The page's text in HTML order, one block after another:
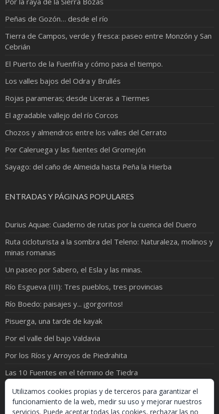
Peñas de Gozón… desde el río
Tierra de Campos, verde y fresca: paseo entre Monzón y San
Cebrián
El Puerto de la Fuenfría y cómo pasa el tiempo.
Los valles bajos del Odra y Brullés
Rojas parameras; desde Liceras a Tiermes
El agradable vallejo del río Corcos
Chozos y almendros entre los valles del Cerrato
Por Caleruega y las fuentes del Gromejón
Sayago: del caño de Almeida hasta Peña la Hierba
ENTRADAS Y PÁGINAS POPULARES
Durius Aquae: Cuaderno de rutas por la cuenca del Duero
Ruta cicloturista a la sombra del Teleno: Naturaleza, molinos y
minas romanas
Un paseo por Sabero, el Esla y las minas.
Río Esgueva (III): Tres pueblos, tres provincias
Río Boedo: paisajes y... ¡gorgoritos!
Pisuerga, una tarde de kayak
Por el valle del bajo Valdavia
Por los Ríos y Arroyos de Piedrahita
Las 10 Fuentes en el término de Tiedra
Castrillo de Duero: el pueblo del Empecinado
Utilizamos cookies propias y de terceros para garantizar el
funcionamiento de la web, medir su uso y mejorar nuestros
servicios. Puede aceptar todas las cookies, rechazar las no